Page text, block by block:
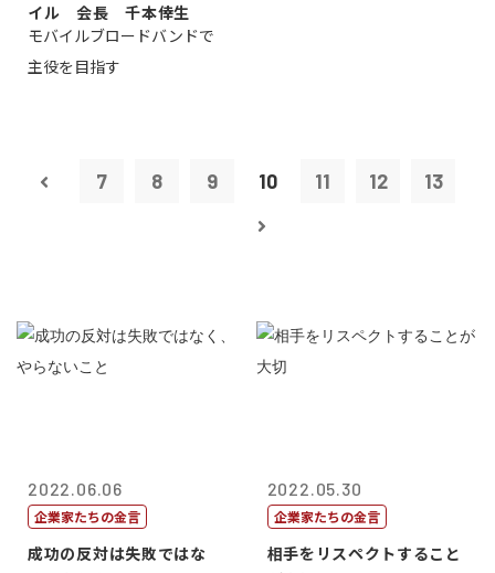
イル 会長 千本倖生
モバイルブロードバンドで
主役を目指す
7 8 9 10 11 12 13
2022.06.06
企業家たちの金言
成功の反対は失敗ではな
2022.05.30
企業家たちの金言
相手をリスペクトすること